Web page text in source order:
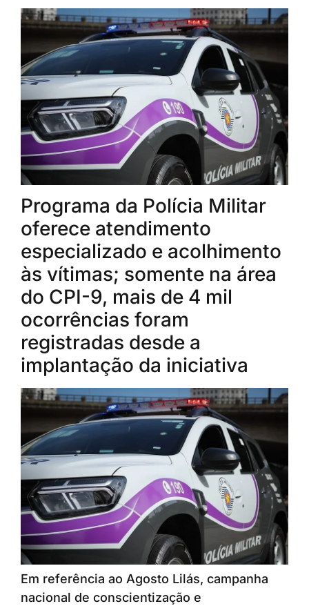
Programa da Polícia Militar
oferece atendimento
especializado e acolhimento
às vítimas; somente na área
do CPI-9, mais de 4 mil
ocorrências foram
registradas desde a
implantação da iniciativa
Em referência ao Agosto Lilás, campanha
nacional de conscientização e